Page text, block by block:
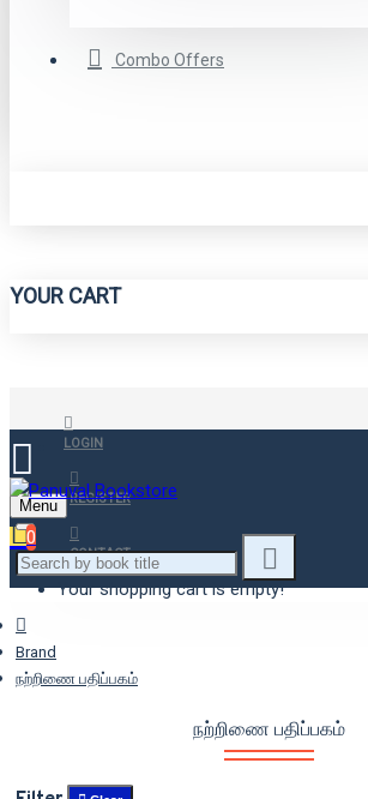
Combo Offers
YOUR CART
LOGIN
REGISTER
CONTACT
Menu
0
Your shopping cart is empty!
Brand
நற்றிணை பதிப்பகம்
நற்றிணை பதிப்பகம்